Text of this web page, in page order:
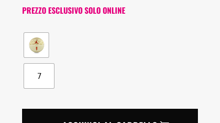
PREZZO ESCLUSIVO SOLO ONLINE
7